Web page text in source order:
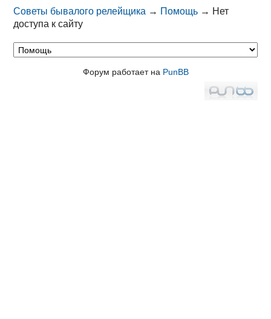
Советы бывалого релейщика → Помощь → Нет
доступа к сайту
Форум работает на PunBB